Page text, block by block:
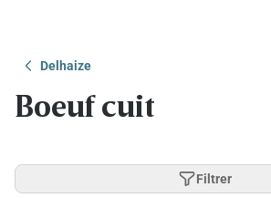
Delhaize
Boeuf cuit
Filtrer